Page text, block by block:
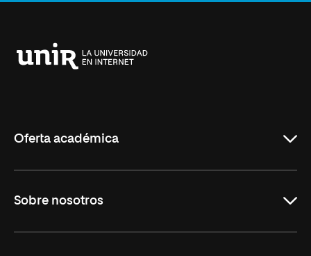
Oferta académica
Másteres Oficiales
Sobre nosotros